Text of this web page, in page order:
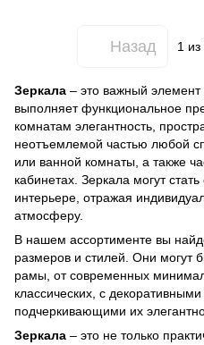
Назад 1из
Зеркала – это важный элемент
выполняет функциональное
комнатам элегантность,
неотъемлемой частью любой
или ванной комнаты, а также
кабинетах. Зеркала могут
интерьере, отражая
атмосферу.
В нашем ассортименте вы
размеров и стилей. Они могут
рамы, от современных
классических, с
подчеркивающими их
Зеркала – это не только